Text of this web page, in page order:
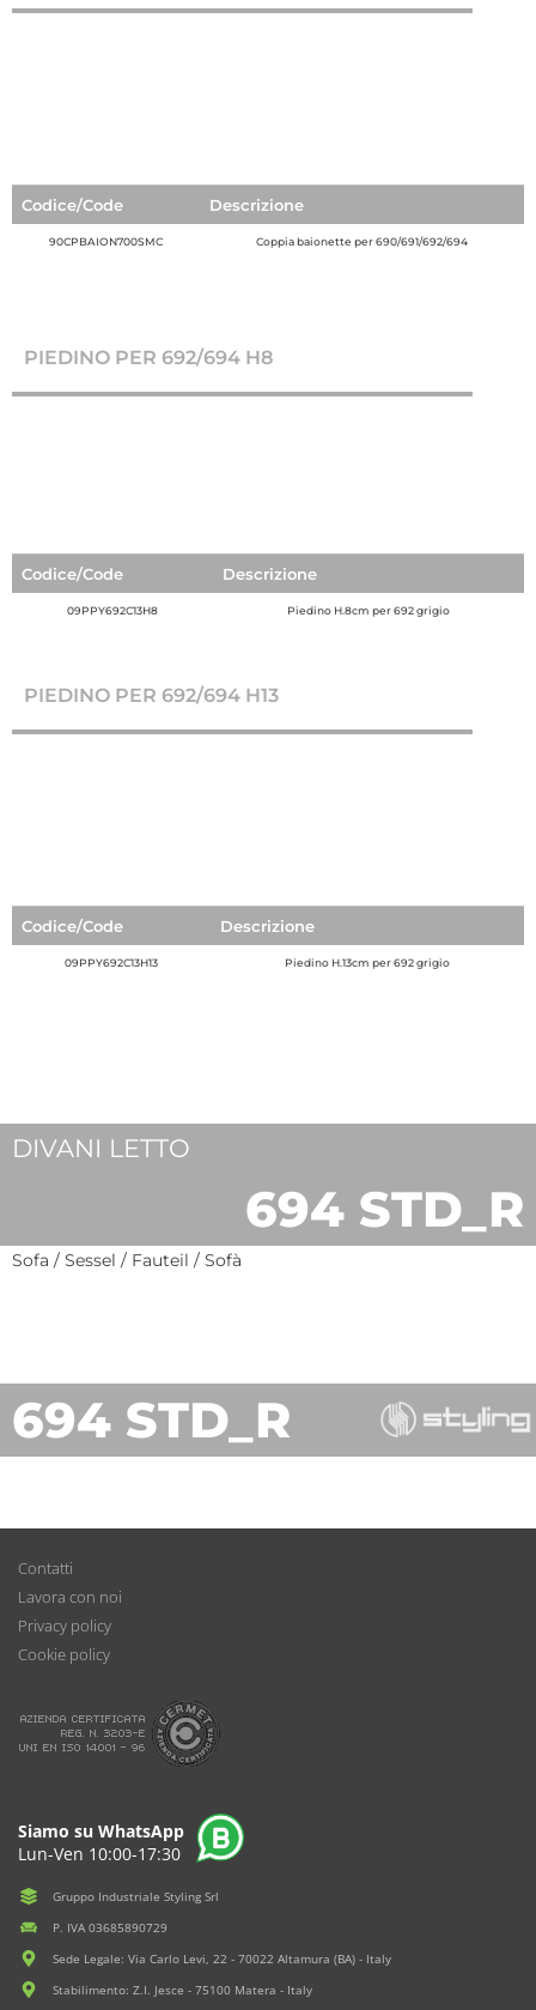
Codice/Code Descrizione
90CPBAION700SMC Coppia baionette per 690/691/692/694
PIEDINO PER 692/694 H8
Codice/Code Descrizione
09PPY692C13H8 Piedino H.8cm per 692 grigio
PIEDINO PER 692/694 H13
Codice/Code Descrizione
09PPY692C13H13 Piedino H.13cm per 692 grigio
DIVANI LETTO
694 STD_R
Sofa / Sessel / Fauteil / Sofà
694 STD_R
Contatti
Lavora con noi
Privacy policy
Cookie policy
Siamo su WhatsApp
Lun-Ven 10:00-17:30
Gruppo Industriale Styling Srl
P. IVA 03685890729
Sede Legale: Via Carlo Levi, 22 - 70022 Altamura (BA) - Italy
Stabilimento: Z.I. Jesce - 75100 Matera - Italy